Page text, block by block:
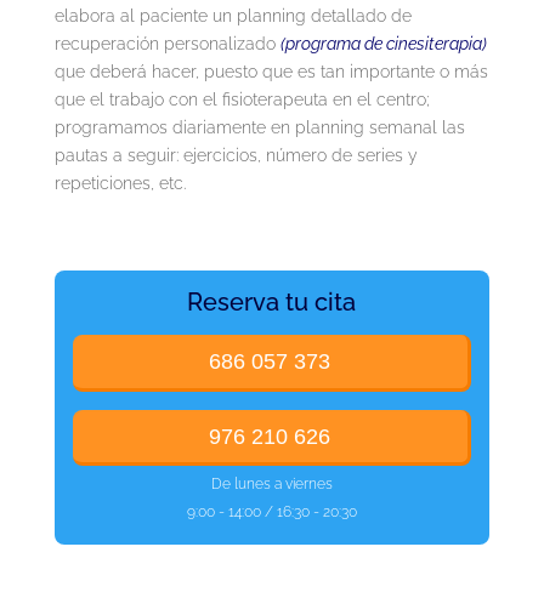
elabora al paciente un planning detallado de
recuperación personalizado (programa de cinesiterapia)
que deberá hacer, puesto que es tan importante o más
que el trabajo con el fisioterapeuta en el centro;
programamos diariamente en planning semanal las
pautas a seguir: ejercicios, número de series y
repeticiones, etc.
Reserva tu cita
686 057 373
976 210 626
De lunes a viernes
9:00 - 14:00 / 16:30 - 20:30